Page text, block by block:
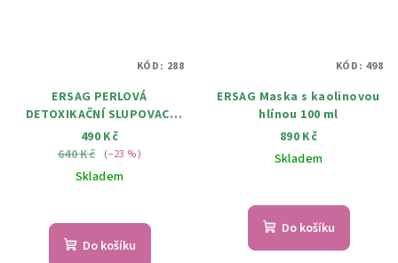
ERSAG PERLOVÁ
DETOXIKAČNÍ SLUPOVACÍ
MASKA 150 ml
490 Kč
640 Kč (–23 %)
Skladem
Do košíku
KÓD: 288
ERSAG Maska s kaolinovou
hlínou 100 ml
890 Kč
Skladem
Do košíku
KÓD: 498